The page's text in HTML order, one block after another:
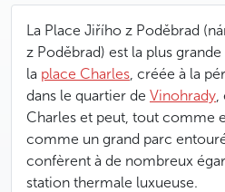
La Place Jiřího z Poděbrad
z Poděbrad) est la plus
la place Charles, créée à la
dans le quartier de Vinohrady,
Charles et peut, tout comme
comme un grand parc
confèrent à de nombreux
station thermale luxueuse.